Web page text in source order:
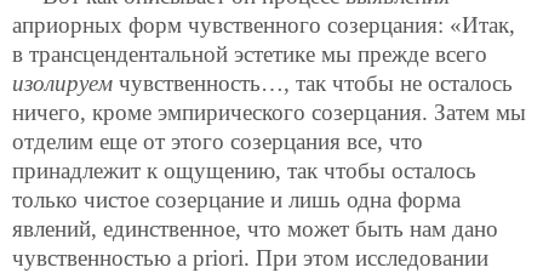
априорных форм чувственного созерцания: «Итак,
в трансцендентальной эстетике мы прежде всего
изолируем чувственность…, так чтобы не осталось
ничего, кроме эмпирического созерцания. Затем мы
отделим еще от этого созерцания все, что
принадлежит к ощущению, так чтобы осталось
только чистое созерцание и лишь одна форма
явлений, единственное, что может быть нам дано
чувственностью a priori. При этом исследовании